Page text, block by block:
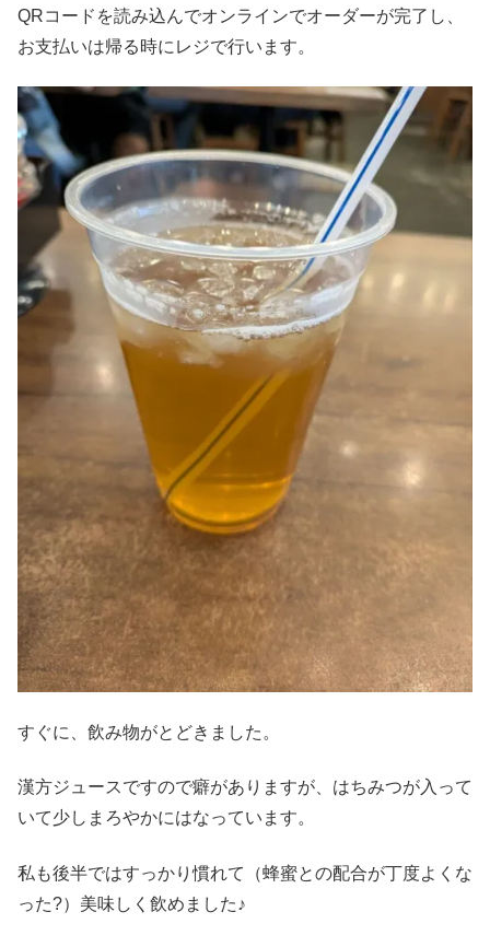
QRコードを読み込んでオンラインでオーダーが完了し、
お支払いは帰る時にレジで行います。
すぐに、飲み物がとどきました。
漢方ジュースですので癖がありますが、はちみつが入って
いて少しまろやかにはなっています。
私も後半ではすっかり慣れて（蜂蜜との配合が丁度よくな
った?）美味しく飲めました♪